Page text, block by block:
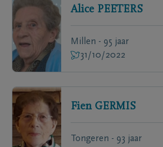
Alice PEETERS
Millen - 95 jaar
31/10/2022
Fien GERMIS
Tongeren - 93 jaar